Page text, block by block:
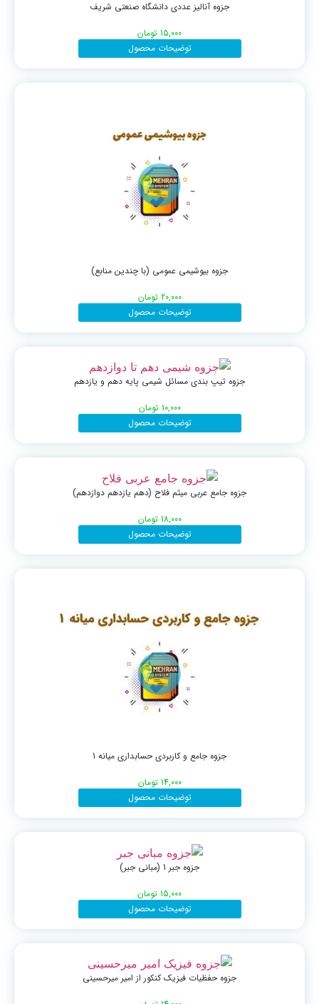
جزوه آنالیز عددی دانشگاه صنعتی شریف
15,000 تومان
توضیحات محصول
جزوه بیوشیمی عمومی (با چندین منابع)
20,000 تومان
توضیحات محصول
جزوه تیپ بندی مسائل شیمی پایه دهم و یازدهم
10,000 تومان
توضیحات محصول
جزوه جامع عربی میثم فلاح (دهم یازدهم دوازدهم)
18,000 تومان
توضیحات محصول
جزوه جامع و کاربردی حسابداری میانه 1
14,000 تومان
توضیحات محصول
جزوه جبر 1 (مبانی جبر)
15,000 تومان
توضیحات محصول
جزوه حفظیات فیزیک کنکور از امیر میرحسینی